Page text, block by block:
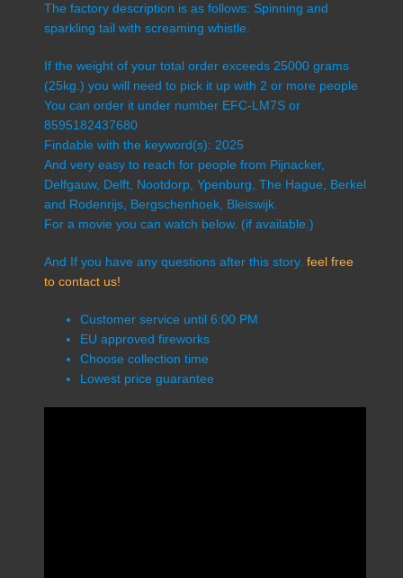
The factory description is as follows: Spinning and
sparkling tail with screaming whistle.
If the weight of your total order exceeds 25000 grams
(25kg.) you will need to pick it up with 2 or more people
You can order it under number EFC-LM7S or
8595182437680
Findable with the keyword(s): 2025
And very easy to reach for people from Pijnacker,
Delfgauw, Delft, Nootdorp, Ypenburg, The Hague, Berkel
and Rodenrijs, Bergschenhoek, Bleiswijk.
For a movie you can watch below. (if available.)
And If you have any questions after this story. feel free
to contact us!
Customer service until 6:00 PM
EU approved fireworks
Choose collection time
Lowest price guarantee